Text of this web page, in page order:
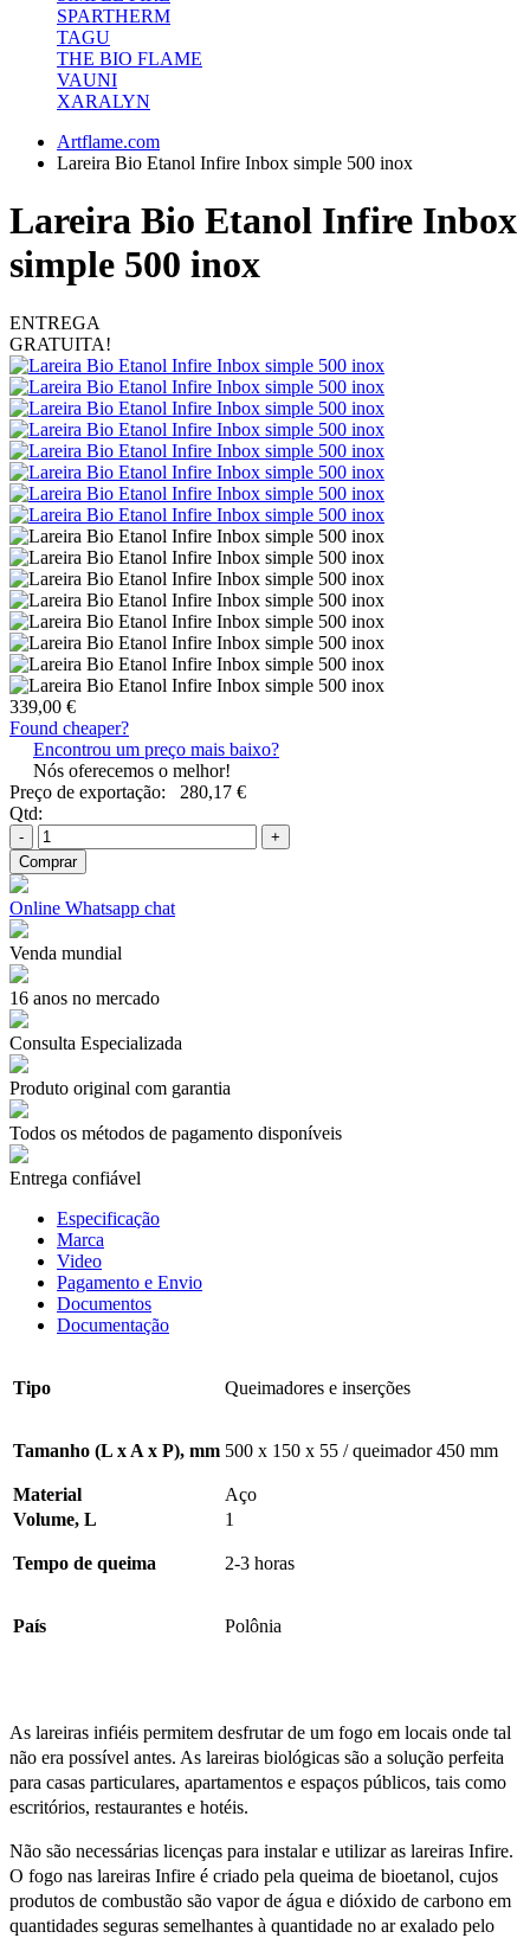
SPARTHERM
TAGU
THE BIO FLAME
VAUNI
XARALYN
Artflame.com
Lareira Bio Etanol Infire Inbox simple 500 inox
Lareira Bio Etanol Infire Inbox
simple 500 inox
ENTREGA
GRATUITA!
339,00 €
Found cheaper?
Encontrou um preço mais baixo?
Nós oferecemos o melhor!
Preço de exportação:
280,17 €
Qtd:
-
+
Comprar
Online Whatsapp chat
Venda mundial
16 anos no mercado
Consulta Especializada
Produto original com garantia
Todos os métodos de pagamento disponíveis
Entrega confiável
Especificação
Marca
Video
Pagamento e Envio
Documentos
Documentação
Tipo Queimadores e inserções
Tamanho (L x A x P), mm 500 x 150 x 55 / queimador 450 mm
Material
Aço
Volume, L
1
Tempo de queima 2-3 horas
País Polônia
As lareiras infiéis permitem desfrutar de um fogo em locais onde tal
não era possível antes. As lareiras biológicas são a solução perfeita
para casas particulares, apartamentos e espaços públicos, tais como
escritórios, restaurantes e hotéis.
Não são necessárias licenças para instalar e utilizar as lareiras Infire.
O fogo nas lareiras Infire é criado pela queima de bioetanol, cujos
produtos de combustão são vapor de água e dióxido de carbono em
quantidades seguras semelhantes à quantidade no ar exalado pelo